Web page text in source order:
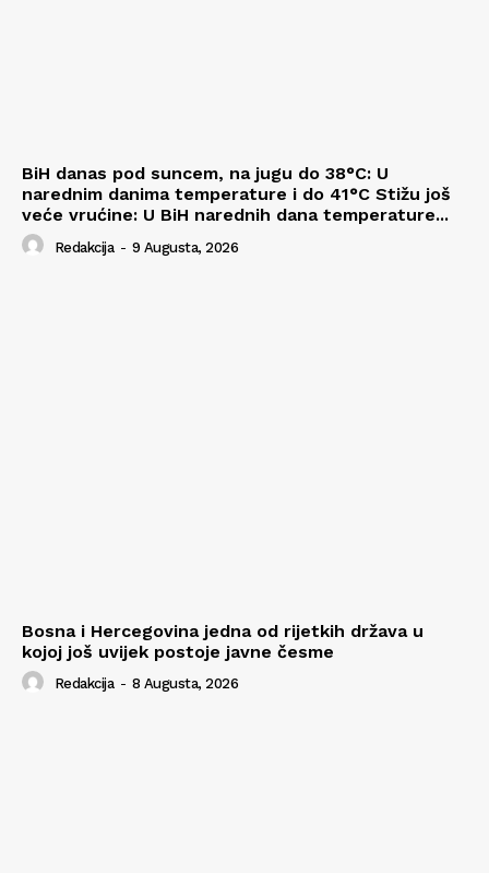
BiH danas pod suncem, na jugu do 38°C: U
narednim danima temperature i do 41°C Stižu još
veće vrućine: U BiH narednih dana temperature...
Redakcija - 9 Augusta, 2026
Bosna i Hercegovina jedna od rijetkih država u
kojoj još uvijek postoje javne česme
Redakcija - 8 Augusta, 2026